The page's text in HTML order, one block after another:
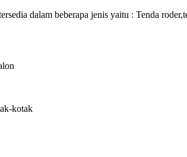
dalam beberapa jenis yaitu : Tenda
kotak